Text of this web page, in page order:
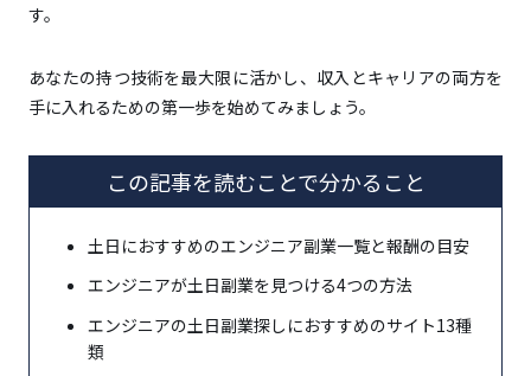
す。
あなたの持つ技術を最大限に活かし、収入とキャリアの両方を
手に入れるための第一歩を始めてみましょう。
この記事を読むことで分かること
土日におすすめのエンジニア副業一覧と報酬の目安
エンジニアが土日副業を見つける4つの方法
エンジニアの土日副業探しにおすすめのサイト13種
類